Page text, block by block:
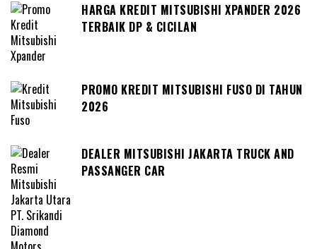
HARGA KREDIT MITSUBISHI XPANDER 2026
TERBAIK DP & CICILAN
PROMO KREDIT MITSUBISHI FUSO DI TAHUN
2026
DEALER MITSUBISHI JAKARTA TRUCK AND
PASSANGER CAR